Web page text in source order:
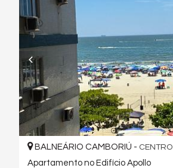
BALNEÁRIO CAMBORIÚ - CENTRO
Apartamento no Edifício Apollo